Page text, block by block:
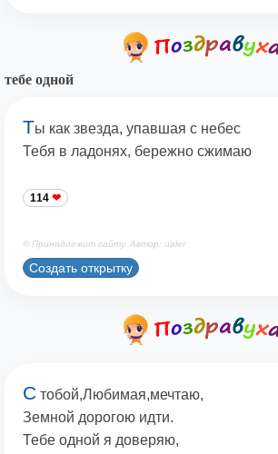
тебе одной
Ты как звезда, упавшая с небес
Тебя в ладонях, бережно сжимаю
114
© Принадлежит сайту. Автор: ualer
Создать открытку
С тобой,Любимая,мечтаю,
Земной дорогою идти.
Тебе одной я доверяю,